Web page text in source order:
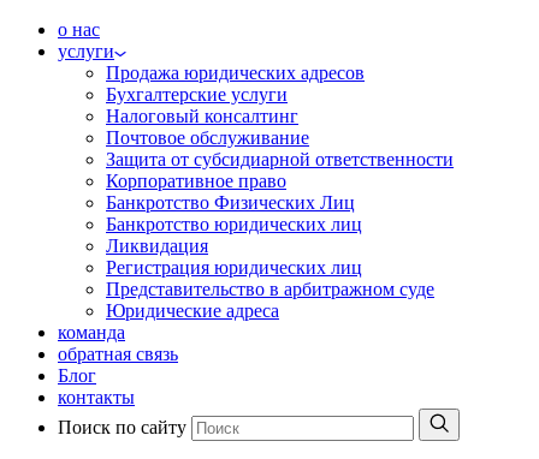
о нас
услуги
Продажа юридических адресов
Бухгалтерские услуги
Налоговый консалтинг
Почтовое обслуживание
Защита от субсидиарной ответственности
Корпоративное право
Банкротство Физических Лиц
Банкротство юридических лиц
Ликвидация
Регистрация юридических лиц
Представительство в арбитражном суде
Юридические адреса
команда
обратная связь
Блог
контакты
Поиск по сайту